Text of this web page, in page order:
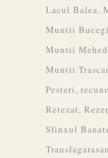
Lacul Balea
Muntii Bucegi
Muntii
Muntii
Pesteri
Retezat
Sfinxul
Transfagarasan